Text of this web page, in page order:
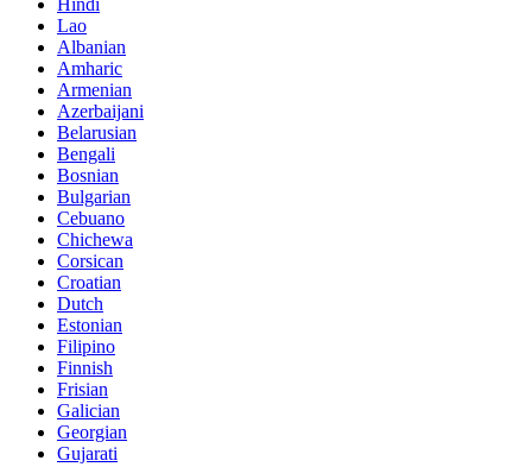
Hindi
Lao
Albanian
Amharic
Armenian
Azerbaijani
Belarusian
Bengali
Bosnian
Bulgarian
Cebuano
Chichewa
Corsican
Croatian
Dutch
Estonian
Filipino
Finnish
Frisian
Galician
Georgian
Gujarati